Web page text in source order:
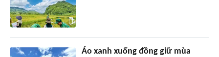
Áo xanh xuống đồng giữ mùa